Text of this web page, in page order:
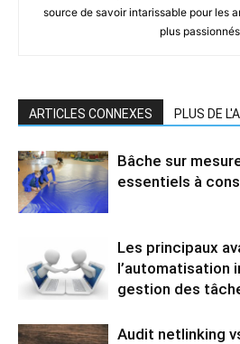
source de savoir intarissable pour les
plus
ARTICLES CONNEXES PLUS DE
Bâche sur
essentiels à
Les principaux
l’automatisation
gestion des
Audit netlinking